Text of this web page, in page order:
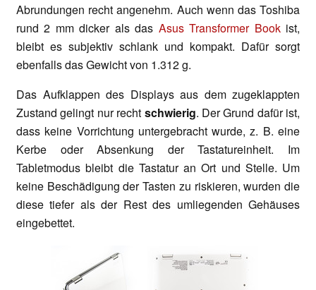
Abrundungen recht angenehm. Auch wenn das Toshiba
rund 2 mm dicker als das Asus Transformer Bookist,
bleibt es subjektiv schlank und kompakt. Dafür sorgt
ebenfalls das Gewicht von 1.312 g.
Das Aufklappen des Displays aus dem zugeklappten
Zustand gelingt nur recht schwierig. Der Grund dafür ist,
dass keine Vorrichtung untergebracht wurde, z. B. eine
Kerbe oder Absenkung der Tastatureinheit. Im
Tabletmodus bleibt die Tastatur an Ort und Stelle. Um
keine Beschädigung der Tasten zu riskieren, wurden die
diese tiefer als der Rest des umliegenden Gehäuses
eingebettet.